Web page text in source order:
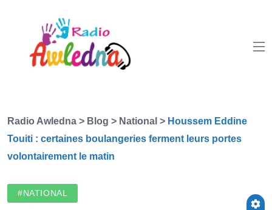
Radio Awledna > Blog > National > Houssem Eddine
Touiti : certaines boulangeries ferment leurs portes
volontairement le matin
#NATIONAL